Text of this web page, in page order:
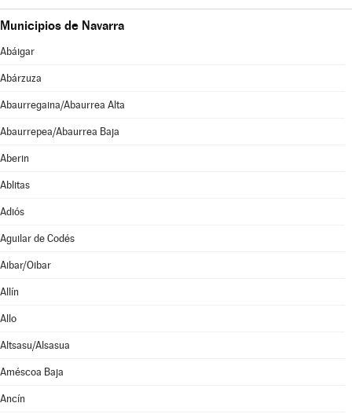
Municipios de Navarra
Abáigar
Abárzuza
Abaurregaina/Abaurrea Alta
Abaurrepea/Abaurrea Baja
Aberin
Ablitas
Adiós
Aguilar de Codés
Aibar/Oibar
Allín
Allo
Altsasu/Alsasua
Améscoa Baja
Ancín